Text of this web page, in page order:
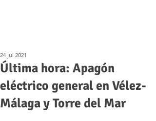
Última hora: Apagón
eléctrico general en Vélez-
Málaga y Torre del Mar
24 jul 2021